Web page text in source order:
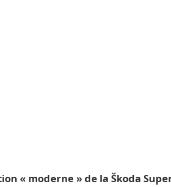
« moderne » de la Škoda